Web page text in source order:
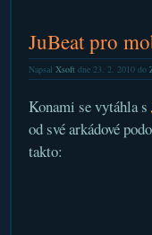
JuBeat pro
Napsal Xsoftdne 23. 2. 2010 do
Konami se vytáhla s
od své arkádové
takto: